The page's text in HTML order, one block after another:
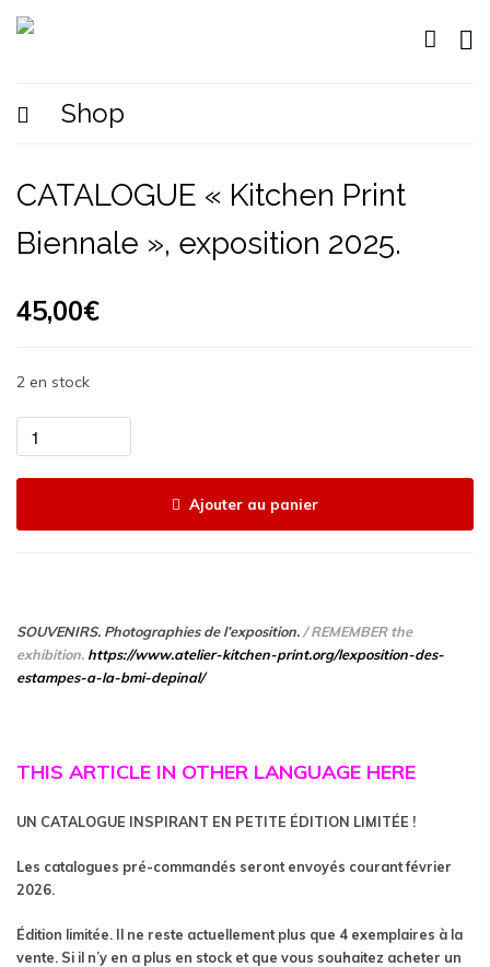
Shop
CATALOGUE « Kitchen Print
Biennale », exposition 2025.
45,00€
2 en stock
Ajouter au panier
SOUVENIRS. Photographies de l’exposition. / REMEMBER the
exhibition. https://www.atelier-kitchen-print.org/lexposition-des-
estampes-a-la-bmi-depinal/
THIS ARTICLE IN OTHER LANGUAGE HERE
UN CATALOGUE INSPIRANT EN PETITE ÉDITION LIMITÉE !
Les catalogues pré-commandés seront envoyés courant février
2026.
Édition limitée. Il ne reste actuellement plus que 4 exemplaires à la
vente. Si il n’y en a plus en stock et que vous souhaitez acheter un